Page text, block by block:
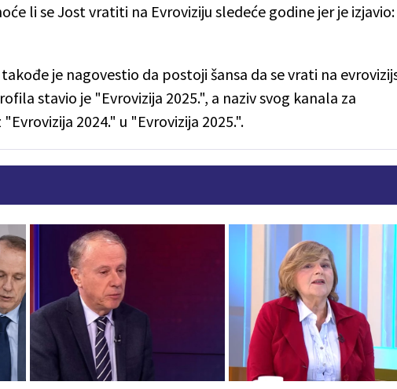
li se Jost vratiti na Evroviziju sledeće godine jer je izjavio:
je nagovestio da postoji šansa da se vrati na
stavio je "Evrovizija 2025.", a naziv svog kanala za
2024." u "Evrovizija 2025.".